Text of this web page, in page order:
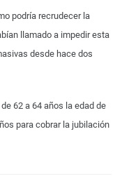
podría recrudecer la
llamado a impedir esta
desde hace dos
62 a 64 años la edad de
para cobrar la jubilación